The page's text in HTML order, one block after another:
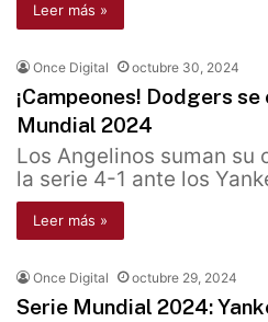
Leer más »
Once Digital octubre 30, 2024
¡Campeones! Dodgers
Mundial 2024
Los Angelinos suman
la serie 4-1 ante los
Leer más »
Once Digital octubre 29, 2024
Serie Mundial 2024: